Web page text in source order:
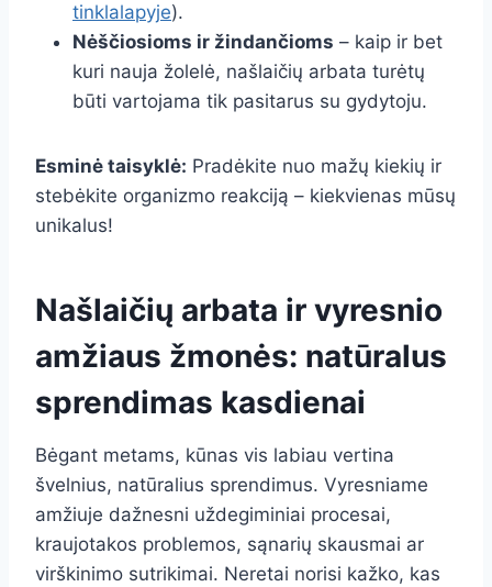
tinklalapyje).
Nėščiosioms ir žindančioms – kaip ir bet
kuri nauja žolelė, našlaičių arbata turėtų
būti vartojama tik pasitarus su gydytoju.
Esminė taisyklė: Pradėkite nuo mažų kiekių ir
stebėkite organizmo reakciją – kiekvienas mūsų
unikalus!
Našlaičių arbata ir vyresnio
amžiaus žmonės: natūralus
sprendimas kasdienai
Bėgant metams, kūnas vis labiau vertina
švelnius, natūralius sprendimus. Vyresniame
amžiuje dažnesni uždegiminiai procesai,
kraujotakos problemos, sąnarių skausmai ar
virškinimo sutrikimai. Neretai norisi kažko, kas